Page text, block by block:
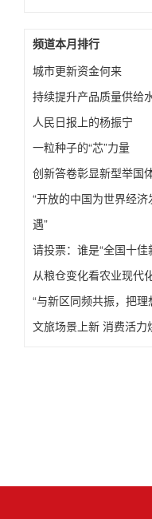
频道本月排行
城市更新资金何来
持续提升产品质量供给
人民日报上的杨振宁
一粒种子的“芯”力量
创新答卷彰显新型举国
“开放的中国为世界经
遇”
请投票：谁是“全国十佳
从粮仓变化看农业现代
“与新区同频共振，把理
文旅场景上新 消费活力